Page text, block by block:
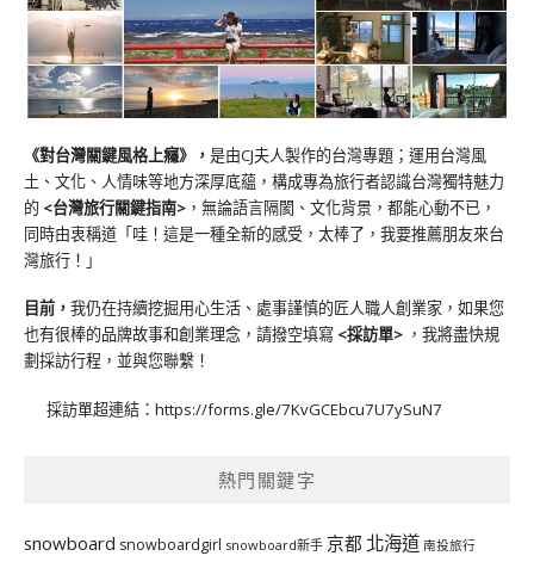
《對台灣關鍵風格上癮》 ， 是由CJ夫人製作的台灣專題；運用台灣風
土、文化、人情味等地方深厚底蘊，構成專為旅行者認識台灣獨特魅力
的 <台灣旅行關鍵指南> ，無論語言隔閡、文化背景，都能心動不已，
同時由衷稱道「哇！這是一種全新的感受，太棒了，我要推薦朋友來台
灣旅行！」
目前， 我仍在持續挖掘用心生活、處事謹慎的匠人職人創業家，如果您
也有很棒的品牌故事和創業理念，請撥空填寫 <採訪單> ，我將盡快規
劃採訪行程，並與您聯繫！
採訪單超連結： https://forms.gle/7KvGCEbcu7U7ySuN7
熱門關鍵字
snowboard snowboardgirl snowboard新手 京都 北海道 南投旅行